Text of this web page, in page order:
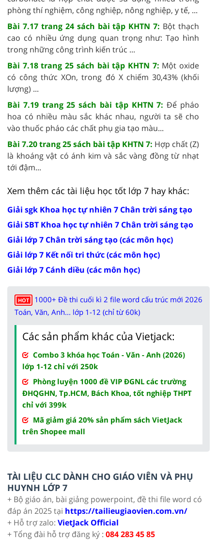
phòng thí nghiệm, công nghiệp, nông nghiệp, y tế, ...
Bài 7.17 trang 24 sách bài tập KHTN 7: Bột thạch
cao có nhiều ứng dụng quan trọng như: Tạo hình
trong những công trình kiến trúc ...
Bài 7.18 trang 25 sách bài tập KHTN 7: Một oxide
có công thức XOn, trong đó X chiếm 30,43% (khối
lượng) ...
Bài 7.19 trang 25 sách bài tập KHTN 7:Để pháo
hoa có nhiều màu sắc khác nhau, người ta sẽ cho
vào thuốc pháo các chất phụ gia tạo màu...
Bài 7.20 trang 25 sách bài tập KHTN 7: Hợp chất (Z)
là khoáng vật có ánh kim và sắc vàng đồng từ nhạt
tới đậm...
Xem thêm các tài liệu học tốt lớp 7 hay khác:
Giải sgk Khoa học tự nhiên 7 Chân trời sáng tạo
Giải SBT Khoa học tự nhiên 7 Chân trời sáng tạo
Giải lớp 7 Chân trời sáng tạo (các môn học)
Giải lớp 7 Kết nối tri thức (các môn học)
Giải lớp 7 Cánh diều (các môn học)
HOT
1000+ Đề thi cuối kì 2 file word cấu trúc mới 2026
Toán, Văn, Anh... lớp 1-12 (chỉ từ 60k)
Các sản phẩm khác của Vietjack:
Combo 3 khóa học Toán - Văn - Anh (2026)
lớp 1-12 chỉ với 250k
Phòng luyện 1000 đề VIP ĐGNL các trường
ĐHQGHN, Tp.HCM, Bách Khoa, tốt nghiệp THPT
chỉ với 399k
Mã giảm giá 20% sản phẩm sách VietJack
trên Shopee mall
TÀI LIỆU CLC DÀNH CHO GIÁO VIÊN VÀ PHỤ
HUYNH LỚP 7
+ Bộ giáo án, bài giảng powerpoint, đề thi file word có
đáp án 2025 tại https://tailieugiaovien.com.vn/
+ Hỗ trợ zalo: VietJack Official
+ Tổng đài hỗ trợ đăng ký : 084 283 45 85